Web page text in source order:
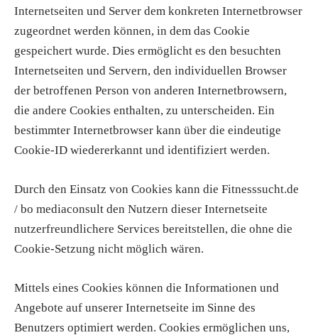
Internetseiten und Server dem konkreten Internetbrowser
zugeordnet werden können, in dem das Cookie
gespeichert wurde. Dies ermöglicht es den besuchten
Internetseiten und Servern, den individuellen Browser
der betroffenen Person von anderen Internetbrowsern,
die andere Cookies enthalten, zu unterscheiden. Ein
bestimmter Internetbrowser kann über die eindeutige
Cookie-ID wiedererkannt und identifiziert werden.
Durch den Einsatz von Cookies kann die Fitnesssucht.de
/ bo mediaconsult den Nutzern dieser Internetseite
nutzerfreundlichere Services bereitstellen, die ohne die
Cookie-Setzung nicht möglich wären.
Mittels eines Cookies können die Informationen und
Angebote auf unserer Internetseite im Sinne des
Benutzers optimiert werden. Cookies ermöglichen uns,